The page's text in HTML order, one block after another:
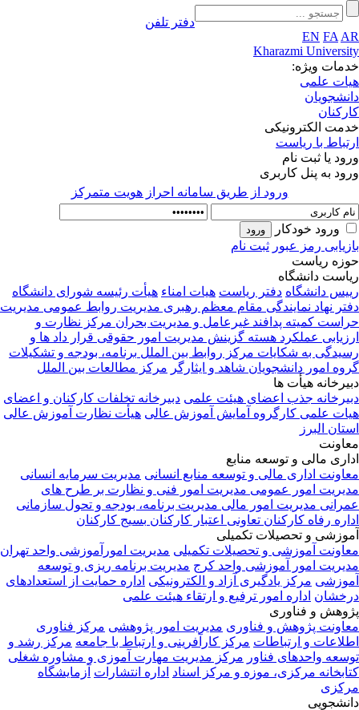
دفتر تلفن
EN FA AR
Kharazmi University
خدمات ویژه:
هیات علمی
دانشجویان
کارکنان
خدمت الکترونیکی
ارتباط با ریاست
ورود یا ثبت نام
ورود به پنل کاربری
ورود از طريق سامانه احراز هويت متمركز
ورود خودکار
بازیابی رمز عبور ثبت نام
حوزه ریاست
ریاست دانشگاه
رییس دانشگاه دفتر ریاست هیات امناء هیأت رئیسه شورای دانشگاه
دفتر نهاد نمایندگی مقام معظم رهبری مدیریت روابط عمومی مدیریت
حراست کمیته پدافند غیرعامل و مدیریت بحران مرکز نظارت و
ارزیابی عملکرد هسته گزینش مدیریت امور حقوقی قرار داد ها و
رسیدگی به شکایات مرکز روابط بین الملل برنامه، بودجه و تشکیلات
گروه امور دانشجویان شاهد و ایثارگر مرکز مطالعات بین الملل
دبیرخانه هیأت ها
دبیرخانه جذب اعضای هیئت علمی دبیرخانه تخلفات کارکنان و اعضای
هیات علمی کارگروه آمایش آموزش عالی هیأت نظارت آموزش عالی
استان البرز
معاونت
اداری مالی و توسعه منابع
معاونت اداری مالی و توسعه منابع انسانی مدیریت سرمایه انسانی
مدیریت امور عمومی مدیریت امور فنی و نظارت بر طرح های
عمرانی مدیریت امور مالی مدیریت برنامه، بودجه و تحول سازمانی
اداره رفاه کارکنان تعاونی اعتبار کارکنان بسیج کارکنان
آموزشی و تحصیلات تکمیلی
معاونت آموزشی و تحصیلات تکمیلی مدیریت امورآموزشی واحد تهران
مدیریت امور آموزشی واحد کرج مدیریت برنامه ریزی و توسعه
آموزشی مرکز یادگیری آزاد و الکترونیکی اداره حمایت از استعدادهای
درخشان اداره امور ترفیع و ارتقاء هیئت علمی
پژوهش و فناوری
معاونت پژوهش و فناوری مدیریت امور پژوهشی مرکز فناوری
اطلاعات و ارتباطات مرکز کارآفرینی و ارتباط با جامعه مرکز رشد و
توسعه واحدهای فناور مرکز مدیریت مهارت آموزی و مشاوره شغلی
کتابخانه مرکزی، موزه و مرکز اسناد اداره انتشارات آزمایشگاه
مرکزی
دانشجویی